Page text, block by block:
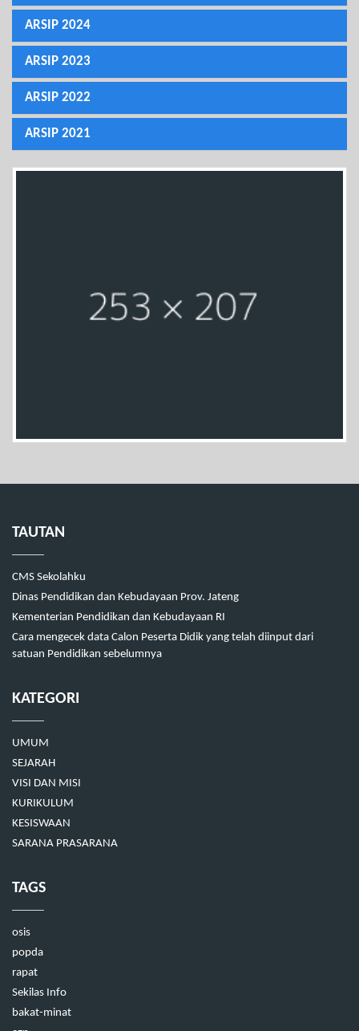
ARSIP 2024
ARSIP 2023
ARSIP 2022
ARSIP 2021
TAUTAN
CMS Sekolahku
Dinas Pendidikan dan Kebudayaan Prov. Jateng
Kementerian Pendidikan dan Kebudayaan RI
Cara mengecek data Calon Peserta Didik yang telah diinput dari
satuan Pendidikan sebelumnya
KATEGORI
UMUM
SEJARAH
VISI DAN MISI
KURIKULUM
KESISWAAN
SARANA PRASARANA
TAGS
osis
popda
rapat
Sekilas Info
bakat-minat